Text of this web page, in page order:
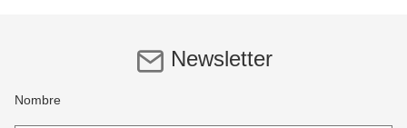
Newsletter
Nombre